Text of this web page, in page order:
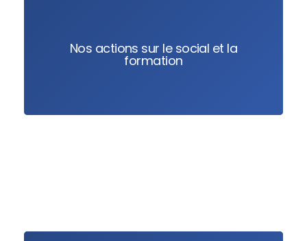
Nos actions sur le social et la
formation